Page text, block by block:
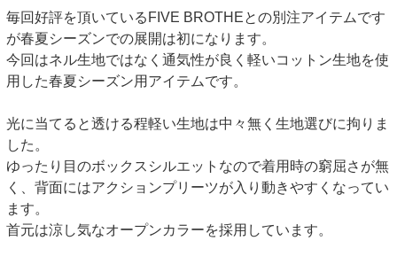
毎回好評を頂いているFIVE BROTHEとの別注アイテムです
が春夏シーズンでの展開は初になります。
今回はネル生地ではなく通気性が良く軽いコットン生地を使
用した春夏シーズン用アイテムです。
光に当てると透ける程軽い生地は中々無く生地選びに拘りま
した。
ゆったり目のボックスシルエットなので着用時の窮屈さが無
く、背面にはアクションプリーツが入り動きやすくなってい
ます。
首元は涼し気なオープンカラーを採用しています。